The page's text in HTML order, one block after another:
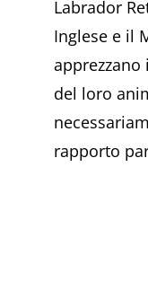
Labrador
Inglese e il
del loro
rapporto